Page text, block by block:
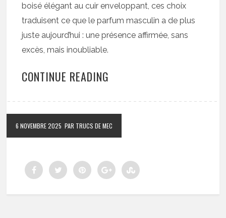
boisé élégant au cuir enveloppant, ces choix
traduisent ce que le parfum masculin a de plus
juste aujourd’hui : une présence affirmée, sans
excès, mais inoubliable.
CONTINUE READING
6 NOVEMBRE 2025 PAR TRUCS DE MEC